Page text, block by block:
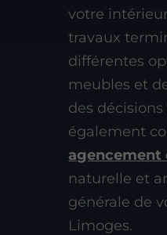
votre
travaux
différentes
meubles et
des
également
agencement
naturelle et
générale de
Limoges.